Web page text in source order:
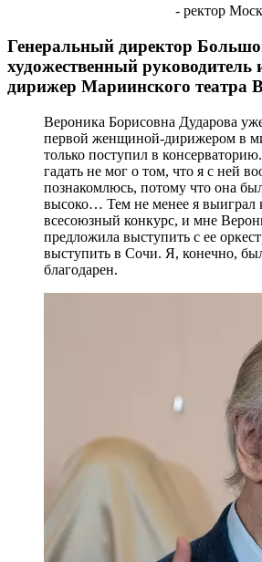
- ректор
Генеральный директор
художественный руководитель
дирижер Мариинского театра
Вероника Борисовна Дударова
первой женщиной-дирижером в
только поступил в
гадать не мог о том, что я с ней
познакомлюсь, потому что она
высоко… Тем не менее я выиграл
всесоюзный конкурс, и мне
предложила выступить с ее
выступить в Сочи. Я, конечно,
благодарен.